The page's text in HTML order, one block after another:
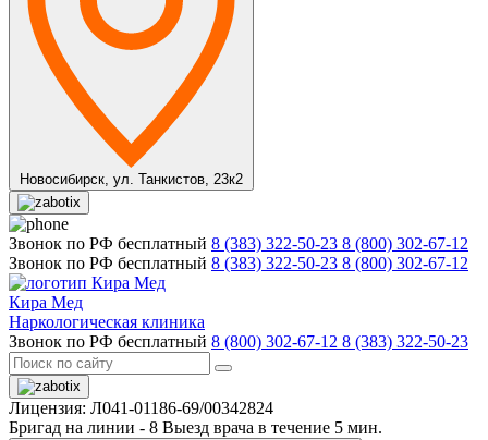
Новосибирск, ул. Танкистов, 23к2
Звонок по РФ бесплатный 8 (383) 322-50-23 8 (800) 302-67-12
Звонок по РФ бесплатный 8 (383) 322-50-23 8 (800) 302-67-12
Кира Мед
Наркологическая клиника
Звонок по РФ бесплатный 8 (800) 302-67-12 8 (383) 322-50-23
Лицензия: Л041-01186-69/00342824
Бригад на линии - 8 Выезд врача в течение 5 мин.